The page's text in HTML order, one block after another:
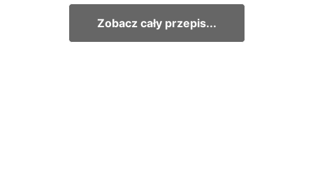
Zobacz cały przepis...